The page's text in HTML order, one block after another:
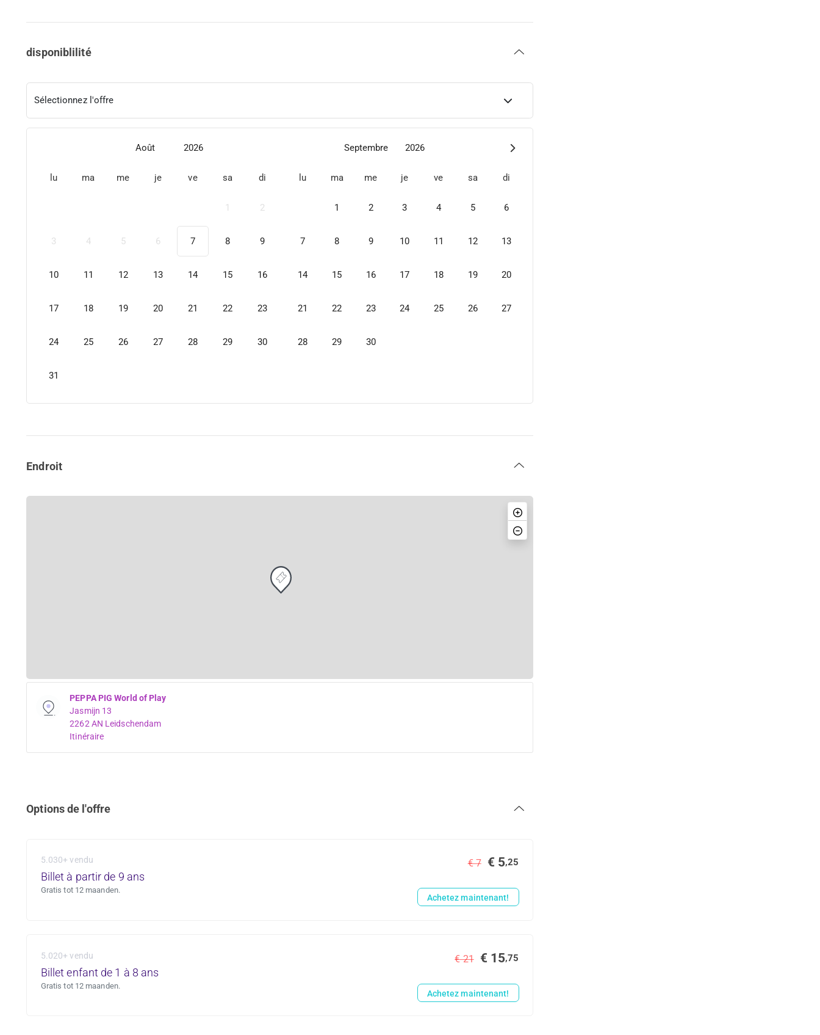
disponiblilité
Sélectionnez l'offre
Août 2026
lu ma me je ve sa di
1 2
3 4 5 6 7 8 9
10 11 12 13 14 15 16
17 18 19 20 21 22 23
24 25 26 27 28 29 30
31
Septembre 2026
lu ma me je ve sa di
1 2 3 4 5 6
7 8 9 10 11 12 13
14 15 16 17 18 19 20
21 22 23 24 25 26 27
28 29 30
Endroit
PEPPA PIG World of Play
Jasmijn 13
2262 AN Leidschendam
Itinéraire
Options de l'offre
5.030+ vendu
Billet à partir de 9 ans
Gratis tot 12 maanden.
€ 7 € 5,25
Achetez maintenant!
5.020+ vendu
Billet enfant de 1 à 8 ans
Gratis tot 12 maanden.
€ 21 € 15,75
Achetez maintenant!